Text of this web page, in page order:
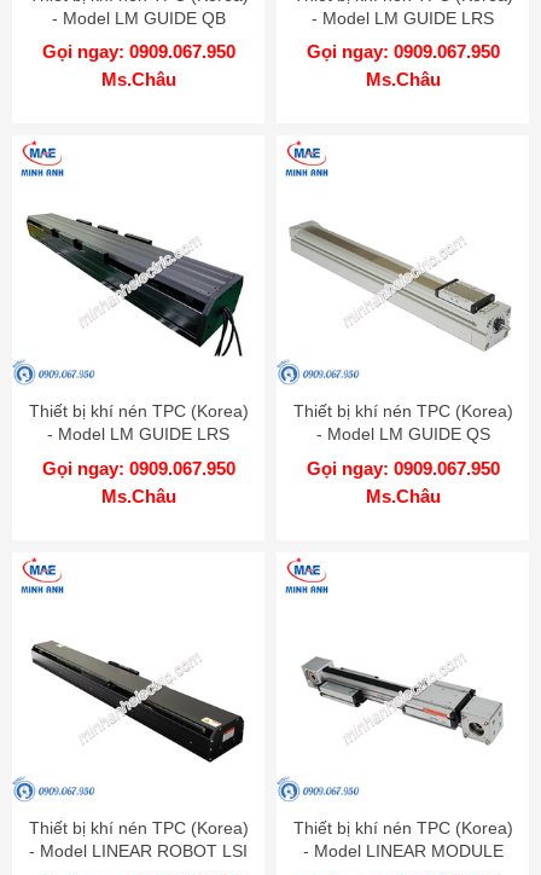
- Model LM GUIDE QB
Gọi ngay: 0909.067.950
Ms.Châu
- Model LM GUIDE LRS
Gọi ngay: 0909.067.950
Ms.Châu
Thiết bị khí nén TPC (Korea)
- Model LM GUIDE LRS
Gọi ngay: 0909.067.950
Ms.Châu
Thiết bị khí nén TPC (Korea)
- Model LM GUIDE QS
Gọi ngay: 0909.067.950
Ms.Châu
Thiết bị khí nén TPC (Korea)
- Model LINEAR ROBOT LSI
Thiết bị khí nén TPC (Korea)
- Model LINEAR MODULE